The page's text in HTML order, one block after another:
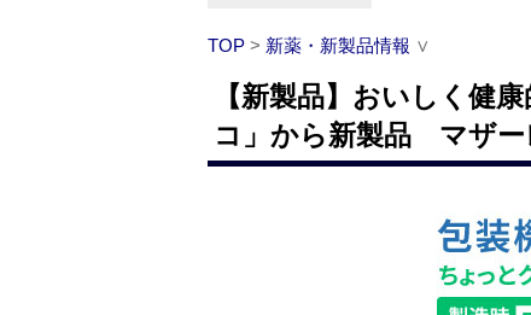
TOP > 新薬・新製品情報 ∨
【新製品】おいしく健
コ」から新製品 マザー